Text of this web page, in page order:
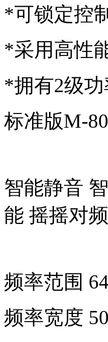
*可锁定控
*采用高性
*拥有2级
标准版M-
智能静音
能 摇摇对频
频率范围
频率宽度